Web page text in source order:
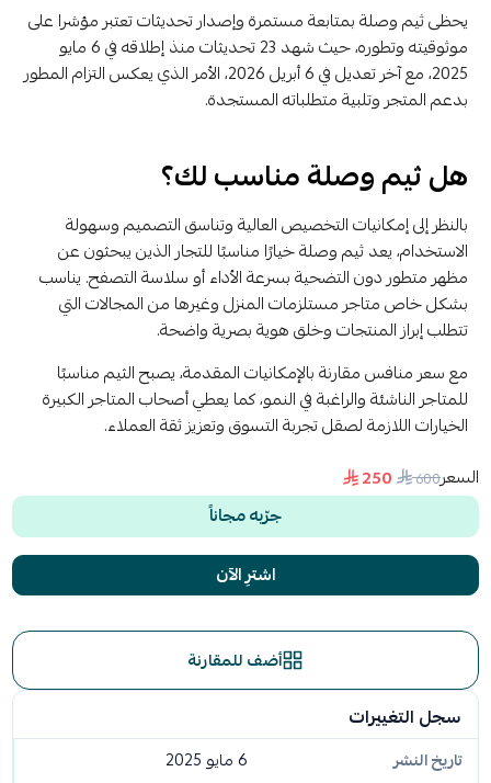
السعر600
250
جرّبه مجاناً
اشترِ الآن
أضف للمقارنة
سجل التغييرات
تاريخ النشر 6 مايو 2025
يحظى ثيم وصلة بمتابعة مستمرة وإصدار تحديثات تعتبر مؤشرا على
موثوقيته وتطوره، حيث شهد 23 تحديثات منذ إطلاقه في 6 مايو
2025، مع آخر تعديل في 6 أبريل 2026، الأمر الذي يعكس التزام المطور
بدعم المتجر وتلبية متطلباته المستجدة.
هل ثيم وصلة مناسب لك؟
بالنظر إلى إمكانيات التخصيص العالية وتناسق التصميم وسهولة
الاستخدام، يعد ثيم وصلة خيارًا مناسبًا للتجار الذين يبحثون عن
مظهر متطور دون التضحية بسرعة الأداء أو سلاسة التصفح. يناسب
بشكل خاص متاجر مستلزمات المنزل وغيرها من المجالات التي
تتطلب إبراز المنتجات وخلق هوية بصرية واضحة.
مع سعر منافس مقارنة بالإمكانيات المقدمة، يصبح الثيم مناسبًا
للمتاجر الناشئة والراغبة في النمو، كما يعطي أصحاب المتاجر الكبيرة
الخيارات اللازمة لصقل تجربة التسوق وتعزيز ثقة العملاء.